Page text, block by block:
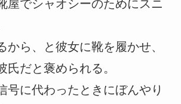
屋でシャオシーのためにスニ
から、と彼女に靴を履かせ、
氏だと褒められる。
号に代わったときにぼんやり